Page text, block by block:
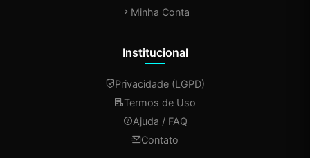
Minha Conta
Institucional
Privacidade (LGPD)
Termos de Uso
Ajuda / FAQ
Contato